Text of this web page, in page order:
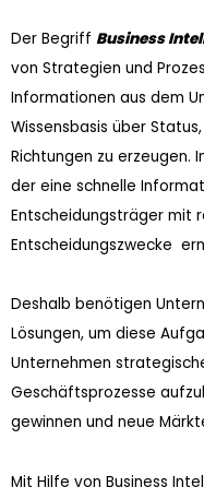
Der Begriff Business
von Strategien und
Informationen aus dem
Wissensbasis über
Richtungen zu erzeugen.
der eine schnelle
Entscheidungsträger mit
Entscheidungszwecke
Deshalb benötigen
Lösungen, um diese
Unternehmen
Geschäftsprozesse
gewinnen und neue
Mit Hilfe von Business